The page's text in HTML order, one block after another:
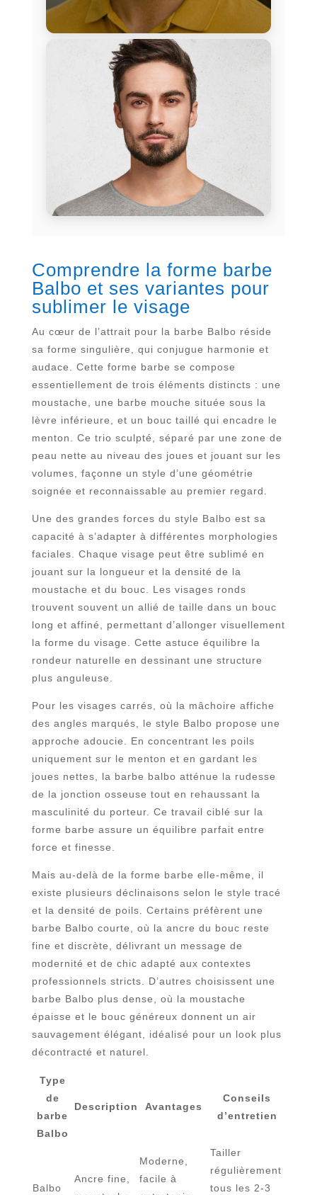
Comprendre la forme barbe
Balbo et ses variantes pour
sublimer le visage
Au cœur de l’attrait pour la barbe Balbo réside
sa forme singulière, qui conjugue harmonie et
audace. Cette forme barbe se compose
essentiellement de trois éléments distincts : une
moustache, une barbe mouche située sous la
lèvre inférieure, et un bouc taillé qui encadre le
menton. Ce trio sculpté, séparé par une zone de
peau nette au niveau des joues et jouant sur les
volumes, façonne un style d’une géométrie
soignée et reconnaissable au premier regard.
Une des grandes forces du style Balbo est sa
capacité à s’adapter à différentes morphologies
faciales. Chaque visage peut être sublimé en
jouant sur la longueur et la densité de la
moustache et du bouc. Les visages ronds
trouvent souvent un allié de taille dans un bouc
long et affiné, permettant d’allonger visuellement
la forme du visage. Cette astuce équilibre la
rondeur naturelle en dessinant une structure
plus anguleuse.
Pour les visages carrés, où la mâchoire affiche
des angles marqués, le style Balbo propose une
approche adoucie. En concentrant les poils
uniquement sur le menton et en gardant les
joues nettes, la barbe balbo atténue la rudesse
de la jonction osseuse tout en rehaussant la
masculinité du porteur. Ce travail ciblé sur la
forme barbe assure un équilibre parfait entre
force et finesse.
Mais au-delà de la forme barbe elle-même, il
existe plusieurs déclinaisons selon le style tracé
et la densité de poils. Certains préfèrent une
barbe Balbo courte, où la ancre du bouc reste
fine et discrète, délivrant un message de
modernité et de chic adapté aux contextes
professionnels stricts. D’autres choisissent une
barbe Balbo plus dense, où la moustache
épaisse et le bouc généreux donnent un air
sauvagement élégant, idéalisé pour un look plus
décontracté et naturel.
Type
de
barbe
Balbo
Description Avantages
Conseils
d’entretien
Balbo
Ancre fine,
Moderne,
facile à
Tailler
régulièrement
tous les 2-3